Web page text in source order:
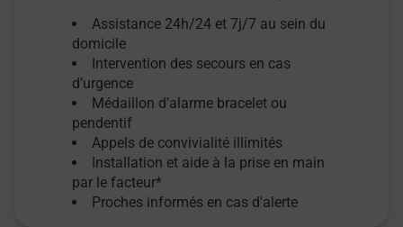
Assistance 24h/24 et 7j/7 au sein du
domicile
Intervention des secours en cas
d’urgence
Médaillon d’alarme bracelet ou
pendentif
Appels de convivialité illimités
Installation et aide à la prise en main
par le facteur*
Proches informés en cas d'alerte